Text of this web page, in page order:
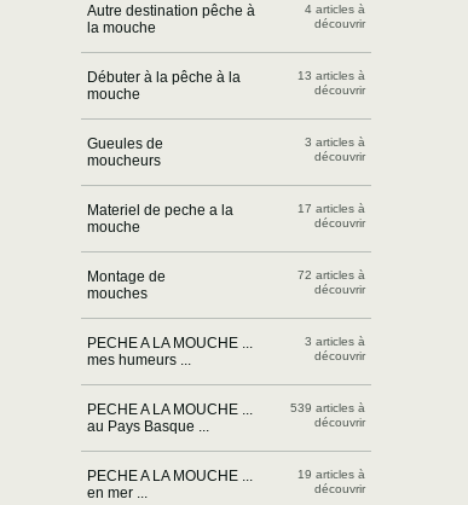
Autre destination pêche à
la mouche
4 articles à
découvrir
Débuter à la pêche à la
mouche
13 articles à
découvrir
Gueules de
moucheurs
3 articles à
découvrir
Materiel de peche a la
mouche
17 articles à
découvrir
Montage de
mouches
72 articles à
découvrir
PECHE A LA MOUCHE ...
mes humeurs ...
3 articles à
découvrir
PECHE A LA MOUCHE ...
au Pays Basque ...
539 articles à
découvrir
PECHE A LA MOUCHE ...
en mer ...
19 articles à
découvrir